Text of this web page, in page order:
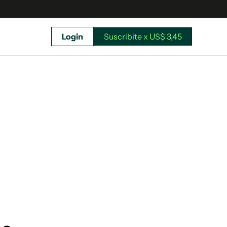
Login Suscribite x US$ 3,45